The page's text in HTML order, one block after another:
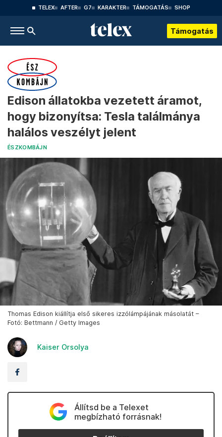
TELEX AFTER G7 KARAKTER TÁMOGATÁS SHOP
Támogatás
Edison állatokba vezetett áramot,
hogy bizonyítsa: Tesla találmánya
halálos veszélyt jelent
ÉSZKOMBÁJN
Thomas Edison kiállítja első sikeres izzólámpájának másolatát –
Fotó: Bettmann / Getty Images
Kaiser Orsolya
Állítsd be a Telexet
megbízható forrásnak!